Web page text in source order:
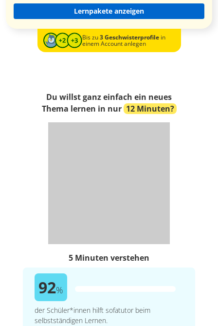
Lernpakete anzeigen
Bis zu3 Geschwisterprofilein
einem Account anlegen
Du willst ganz einfach ein neues
Thema lernen in nur 12 Minuten?
5 Minuten verstehen
92%
der Schüler*innen hilft sofatutor beim
selbstständigen Lernen.